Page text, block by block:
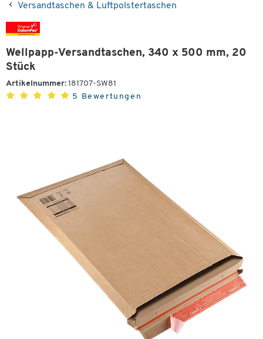
Versandtaschen & Luftpolstertaschen
Wellpapp-Versandtaschen, 340 x 500 mm, 20
Stück
Artikelnummer: 181707-SW81
5 Bewertungen